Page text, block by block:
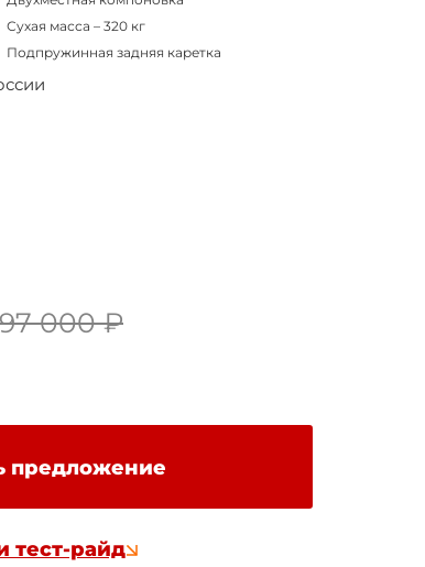
Сухая масса – 320 кг
Подпружинная задняя каретка
000₽
предложение
тест-райд